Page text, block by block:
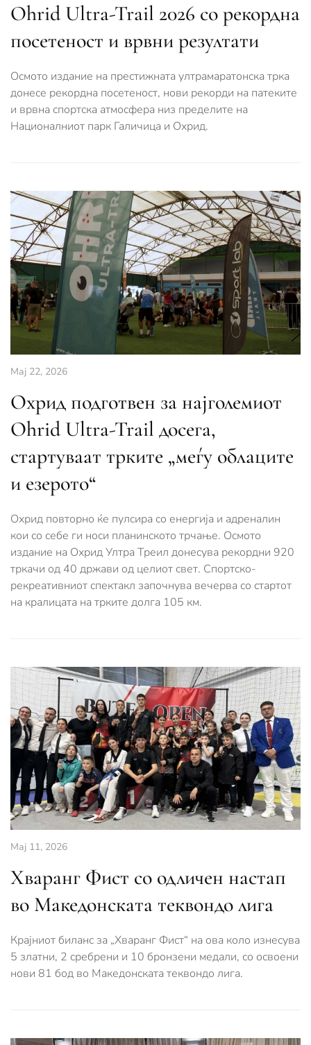
Ohrid Ultra-Trail 2026 со рекордна
посетеност и врвни резултати
Осмото издание на престижната ултрамаратонска трка
донесе рекордна посетеност, нови рекорди на патеките
и врвна спортска атмосфера низ пределите на
Националниот парк Галичица и Охрид.
Мај 22, 2026
Охрид подготвен за најголемиот
Ohrid Ultra-Trail досега,
стартуваат трките „меѓу облаците
и езерото“
Охрид повторно ќе пулсира со енергија и адреналин
кои со себе ги носи планинското трчање. Осмото
издание на Охрид Ултра Треил донесува рекордни 920
тркачи од 40 држави од целиот свет. Спортско-
рекреативниот спектакл започнува вечерва со стартот
на кралицата на трките долга 105 км.
Мај 11, 2026
Хваранг Фист со одличен настап
во Македонската теквондо лига
Крајниот биланс за „Хваранг Фист“ на ова коло изнесува
5 златни, 2 сребрени и 10 бронзени медали, со освоени
нови 81 бод во Македонската теквондо лига.